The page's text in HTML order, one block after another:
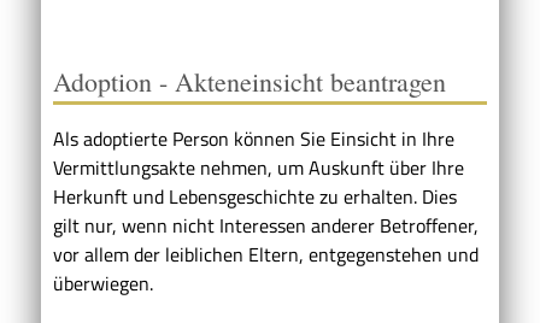
Adoption - Akteneinsicht beantragen
Als adoptierte Person können Sie Einsicht in Ihre
Vermittlungsakte nehmen, um Auskunft über Ihre
Herkunft und Lebensgeschichte zu erhalten. Dies
gilt nur, wenn nicht Interessen anderer Betroffener,
vor allem der leiblichen Eltern, entgegenstehen und
überwiegen.